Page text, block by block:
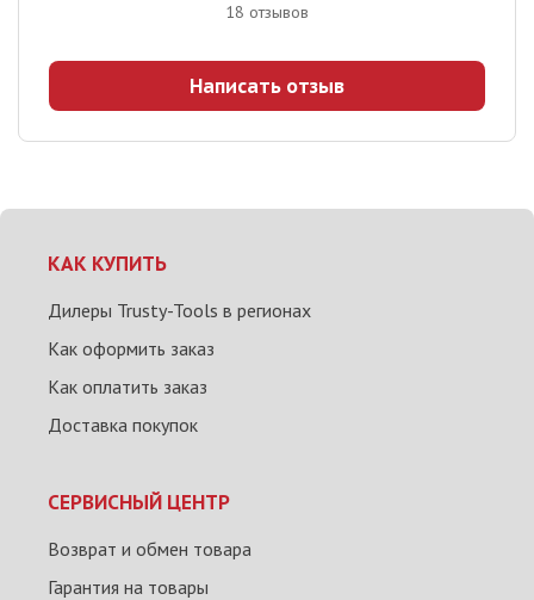
18 отзывов
Написать отзыв
КАК КУПИТЬ
Дилеры Trusty-Tools в регионах
Как оформить заказ
Как оплатить заказ
Доставка покупок
СЕРВИСНЫЙ ЦЕНТР
Возврат и обмен товара
Гарантия на товары